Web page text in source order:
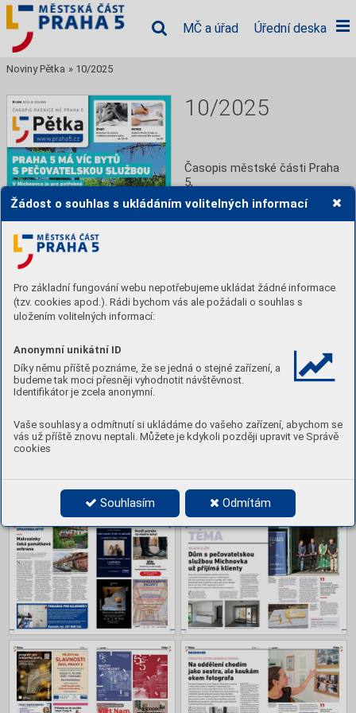
Žádost o souhlas s ukládáním volitelných informací
Pro základní fungování webu nepotřebujeme ukládat žádné informace
(tzv. cookies apod.). Rádi bychom vás ale požádali o souhlas s
uložením volitelných informací:
Anonymní unikátní ID
Díky němu příště poznáme, že se jedná o stejné zařízení, a
budeme tak moci přesněji vyhodnotit návštěvnost.
Identifikátor je zcela anonymní.
Vaše souhlasy a odmítnutí si ukládáme do vašeho zařízení, abychom se
vás už příště znovu neptali. Můžete je kdykoli později upravit ve Správě
cookies
Souhlasím Odmítám
MČ a úřad Úřední deska
Noviny Pětka » 10/2025
10/2025
Časopis městské části Praha
5,
Číst
Obsah